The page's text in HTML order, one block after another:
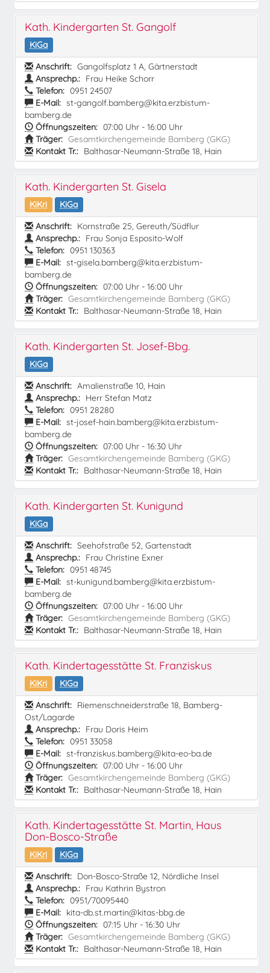
Kath. Kindergarten St. Gangolf
KiGa
Anschrift: Gangolfsplatz 1 A, Gärtnerstadt
Ansprechp.: Frau Heike Schorr
Telefon: 0951 24507
E-Mail: st-gangolf.bamberg@kita.erzbistum-
bamberg.de
Öffnungszeiten: 07:00 Uhr - 16:00 Uhr
Träger: Gesamtkirchengemeinde Bamberg (GKG)
Kontakt Tr.: Balthasar-Neumann-Straße 18, Hain
Kath. Kindergarten St. Gisela
KiKri
KiGa
Anschrift: Kornstraße 25, Gereuth/Südflur
Ansprechp.: Frau Sonja Esposito-Wolf
Telefon: 0951 130363
E-Mail: st-gisela.bamberg@kita.erzbistum-
bamberg.de
Öffnungszeiten: 07:00 Uhr - 16:00 Uhr
Träger: Gesamtkirchengemeinde Bamberg (GKG)
Kontakt Tr.: Balthasar-Neumann-Straße 18, Hain
Kath. Kindergarten St. Josef-Bbg.
KiGa
Anschrift: Amalienstraße 10, Hain
Ansprechp.: Herr Stefan Matz
Telefon: 0951 28280
E-Mail: st-josef-hain.bamberg@kita.erzbistum-
bamberg.de
Öffnungszeiten: 07:00 Uhr - 16:30 Uhr
Träger: Gesamtkirchengemeinde Bamberg (GKG)
Kontakt Tr.: Balthasar-Neumann-Straße 18, Hain
Kath. Kindergarten St. Kunigund
KiGa
Anschrift: Seehofstraße 52, Gartenstadt
Ansprechp.: Frau Christine Exner
Telefon: 0951 48745
E-Mail: st-kunigund.bamberg@kita.erzbistum-
bamberg.de
Öffnungszeiten: 07:00 Uhr - 16:00 Uhr
Träger: Gesamtkirchengemeinde Bamberg (GKG)
Kontakt Tr.: Balthasar-Neumann-Straße 18, Hain
Kath. Kindertagesstätte St. Franziskus
KiKri
KiGa
Anschrift: Riemenschneiderstraße 18, Bamberg-
Ost/Lagarde
Ansprechp.: Frau Doris Heim
Telefon: 0951 33058
E-Mail: st-franziskus.bamberg@kita-eo-ba.de
Öffnungszeiten: 07:00 Uhr - 16:00 Uhr
Träger: Gesamtkirchengemeinde Bamberg (GKG)
Kontakt Tr.: Balthasar-Neumann-Straße 18, Hain
Kath. Kindertagesstätte St. Martin, Haus
Don-Bosco-Straße
KiKri
KiGa
Anschrift: Don-Bosco-Straße 12, Nördliche Insel
Ansprechp.: Frau Kathrin Bystron
Telefon: 0951/70095440
E-Mail: kita-db.st.martin@kitas-bbg.de
Öffnungszeiten: 07:15 Uhr - 16:30 Uhr
Träger: Gesamtkirchengemeinde Bamberg (GKG)
Kontakt Tr.: Balthasar-Neumann-Straße 18, Hain